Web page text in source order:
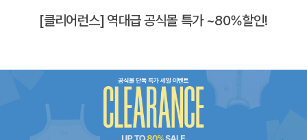
[클리어런스] 역대급 공식몰 특가 ~80%할인!